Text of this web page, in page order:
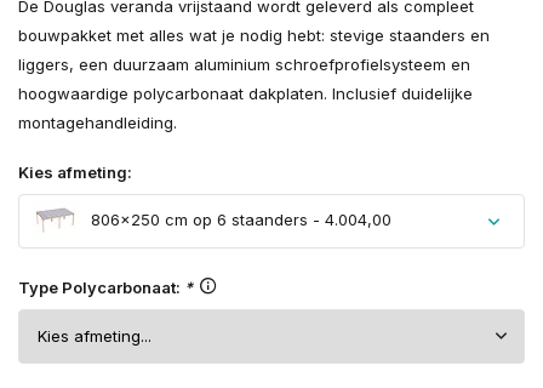
De Douglas veranda vrijstaand wordt geleverd als compleet
bouwpakket met alles wat je nodig hebt: stevige staanders en
liggers, een duurzaam aluminium schroefprofielsysteem en
hoogwaardige polycarbonaat dakplaten. Inclusief duidelijke
montagehandleiding.
Kies afmeting:
806×250 cm op 6 staanders - 4.004,00
Type Polycarbonaat: *